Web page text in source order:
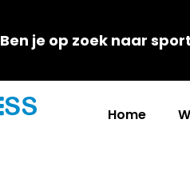
Ben je op zoek naar
Home